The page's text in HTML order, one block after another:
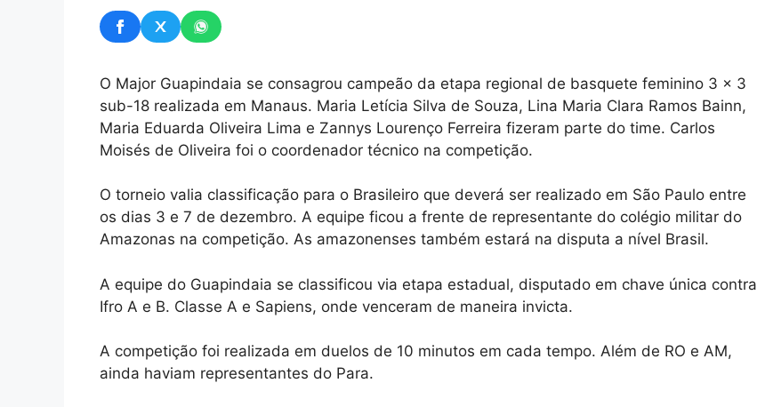
O Major Guapindaia se consagrou campeão da etapa regional de basquete feminino 3 x 3
sub-18 realizada em Manaus. Maria Letícia Silva de Souza, Lina Maria Clara Ramos Bainn,
Maria Eduarda Oliveira Lima e Zannys Lourenço Ferreira fizeram parte do time. Carlos
Moisés de Oliveira foi o coordenador técnico na competição.
O torneio valia classificação para o Brasileiro que deverá ser realizado em São Paulo entre
os dias 3 e 7 de dezembro. A equipe ficou a frente de representante do colégio militar do
Amazonas na competição. As amazonenses também estará na disputa a nível Brasil.
A equipe do Guapindaia se classificou via etapa estadual, disputado em chave única contra
Ifro A e B. Classe A e Sapiens, onde venceram de maneira invicta.
A competição foi realizada em duelos de 10 minutos em cada tempo. Além de RO e AM,
ainda haviam representantes do Para.